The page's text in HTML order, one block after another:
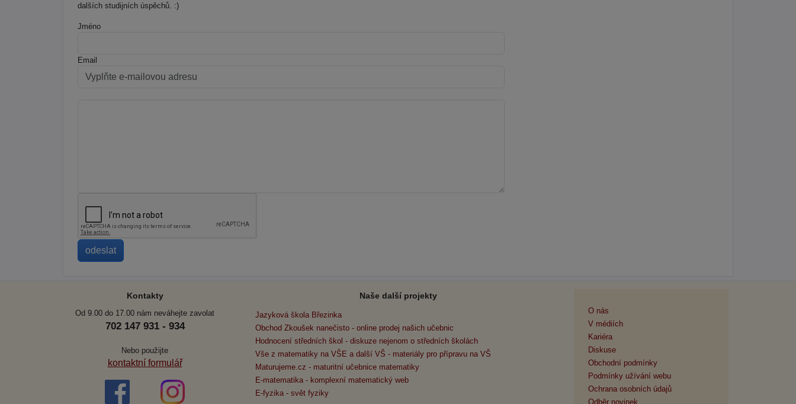
dalších studijních úspěchů. :)
Jméno
Email
Kontakty
Od 9.00 do 17.00 nám neváhejte zavolat
702 147 931 - 934
Nebo použijte
kontaktní formulář
Naše další projekty
Jazyková škola Březinka
Obchod Zkoušek nanečisto - online prodej našich učebnic
Hodnocení středních škol - diskuze nejenom o středních školách
Vše z matematiky na VŠE a další VŠ - materiály pro přípravu na VŠ
Maturujeme.cz - maturitní učebnice matematiky
E-matematika - komplexní matematický web
E-fyzika - svět fyziky
O nás
V médiích
Kariéra
Diskuse
Obchodní podmínky
Podmínky užívání webu
Ochrana osobních údajů
Odběr novinek